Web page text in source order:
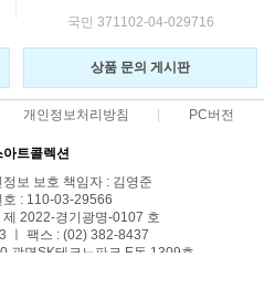
국민 371102-04-029716
상품 문의 게시판
개인정보처리방침 PC버전
아트콜렉션
보 보호 책임자 : 김영준
호 : 110-03-29566
2022-경기광명-0107 호
ㅣ 팩스 : (02) 382-8437
광명SK테크노파크 E동 1309호